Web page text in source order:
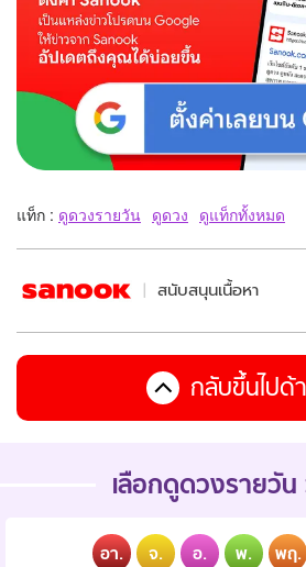
แท็ก : ดูดวงรายวัน ดูดวง ดูแท็กทั้งหมด
สนับสนุนเนื้อหา
กลับขึ้นไปด้
เลือกดูดวงรายวั
อา. จ. อ. พ. พฤ.